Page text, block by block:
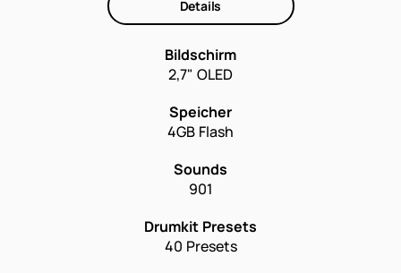
Details
Bildschirm
2,7" OLED
Speicher
4GB Flash
Sounds
901
Drumkit Presets
40 Presets